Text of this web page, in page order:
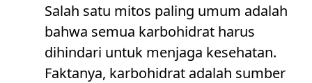
Salah satu mitos paling umum adalah
bahwa semua karbohidrat harus
dihindari untuk menjaga kesehatan.
Faktanya, karbohidrat adalah sumber